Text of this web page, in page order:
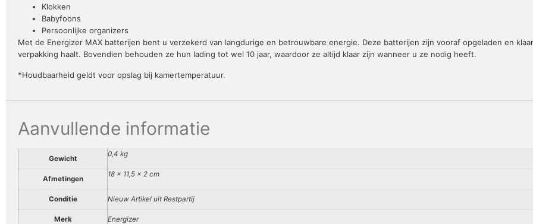
Klokken
Babyfoons
Persoonlijke organizers
Met de Energizer MAX batterijen bent u verzekerd van langdurige en betrouwbare energie. Deze batterijen zijn vooraf opgeladen en
verpakking haalt. Bovendien behouden ze hun lading tot wel 10 jaar, waardoor ze altijd klaar zijn wanneer u ze nodig heeft.
*Houdbaarheid geldt voor opslag bij kamertemperatuur.
Aanvullende informatie
Gewicht
0,4 kg
Afmetingen
18 × 11,5 × 2 cm
Conditie Nieuw Artikel uit Restpartij
Merk Energizer